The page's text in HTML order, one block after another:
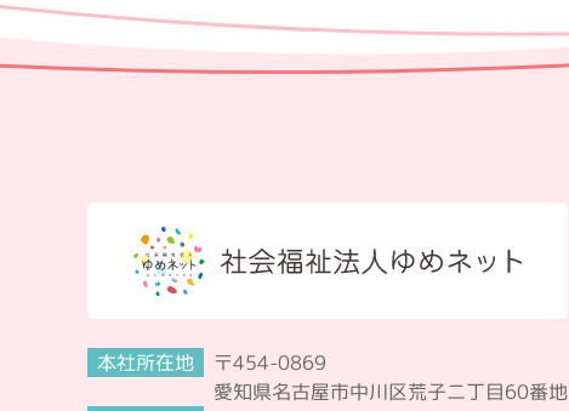
本社所在地
〒454-0869
愛知県名古屋市中川区荒子二丁目60番地